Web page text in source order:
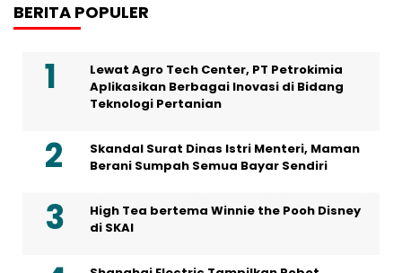
BERITA POPULER
Lewat Agro Tech Center, PT Petrokimia
Aplikasikan Berbagai Inovasi di Bidang
Teknologi Pertanian
Skandal Surat Dinas Istri Menteri, Maman
Berani Sumpah Semua Bayar Sendiri
High Tea bertema Winnie the Pooh Disney
di SKAI